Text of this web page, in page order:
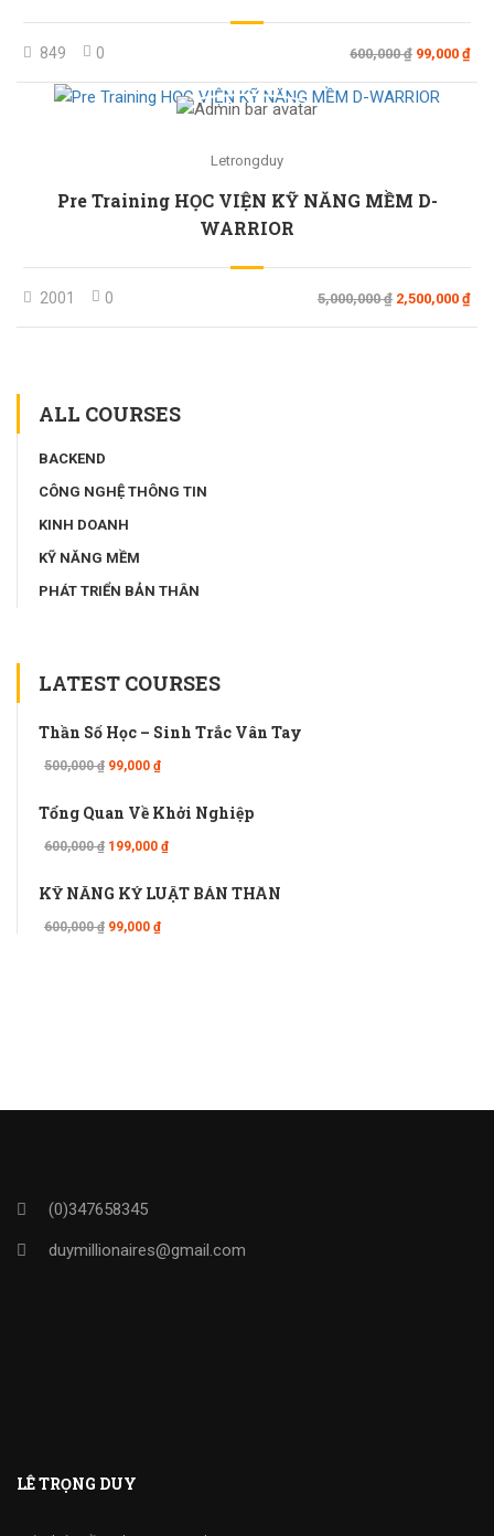
849 0 600,000 ₫ 99,000 ₫
Letrongduy
Pre Training HỌC VIỆN KỸ NĂNG MỀM D-
WARRIOR
2001 0 5,000,000 ₫ 2,500,000 ₫
ALL COURSES
BACKEND
CÔNG NGHỆ THÔNG TIN
KINH DOANH
KỸ NĂNG MỀM
PHÁT TRIỂN BẢN THÂN
LATEST COURSES
Thần Số Học – Sinh Trắc Vân Tay
500,000 ₫ 99,000 ₫
Tổng Quan Về Khởi Nghiệp
600,000 ₫ 199,000 ₫
KỸ NĂNG KỶ LUẬT BẢN THÂN
600,000 ₫ 99,000 ₫
(0)347658345
duymillionaires@gmail.com
LÊ TRỌNG DUY